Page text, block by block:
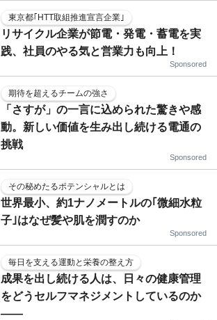
東京都｢HTT取組推進宣言企業｣
リサイクル企業が節電・発電・蓄電を実
践、社員のやる気と営業力も向上！
Sponsored
期待を超えるチームの強さ
「さすが」の一言に込められた驚きや感
動。新しい価値を生み出し続ける電通の
挑戦
Sponsored
その秘めたるポテンシャルとは
世界最小、約1ナノメートルの｢微細水粒
子｣はなぜ髪や肌を潤すのか
Sponsored
毎日を支える運動と栄養の整え方
成果を出し続ける人は、日々の健康管理
をどうセルフマネジメントしているのか
——